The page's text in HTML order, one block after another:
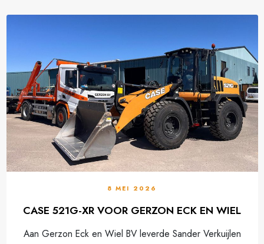
8 MEI 2026
CASE 521G-XR VOOR GERZON ECK EN WIEL
Aan Gerzon Eck en Wiel BV leverde Sander Verkuijlen